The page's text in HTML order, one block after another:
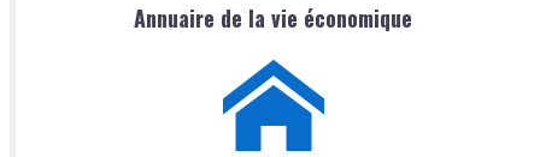
Annuaire de la vie économique